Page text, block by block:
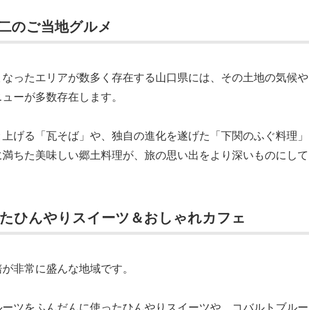
のご当地グルメ
ったエリアが数多く存在する山口県には、その土地の気候や
ーが多数存在します。
げる「瓦そば」や、独自の進化を遂げた「下関のふぐ料理」
ちた美味しい郷土料理が、旅の思い出をより深いものにして
ひんやりスイーツ＆おしゃれカフェ
非常に盛んな地域です。
ツをふんだんに使ったひんやりスイーツや、コバルトブルー